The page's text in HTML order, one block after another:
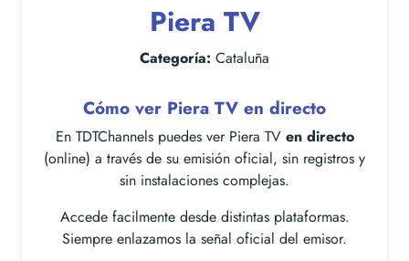
Piera TV
Categoría: Cataluña
Cómo ver Piera TV en directo
En TDTChannels puedes ver Piera TV en directo
(online) a través de su emisión oficial, sin registros y
sin instalaciones complejas.
Accede facilmente desde distintas plataformas.
Siempre enlazamos la señal oficial del emisor.